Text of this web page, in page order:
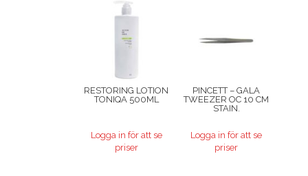
RESTORING LOTION
TONIQA 500ML
Logga in för att se
priser
PINCETT – GALA
TWEEZER OC 10 CM
STAIN.
Logga in för att se
priser